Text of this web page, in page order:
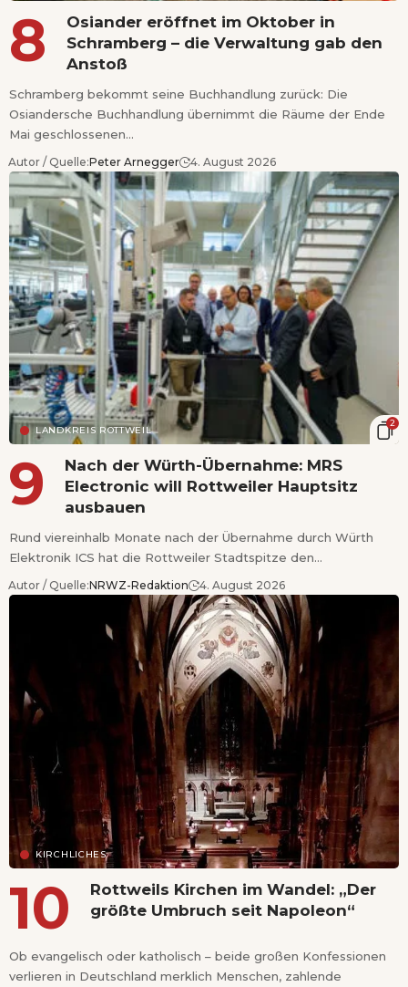
Osiander eröffnet im Oktober in
Schramberg – die Verwaltung gab den
Anstoß
Schramberg bekommt seine Buchhandlung zurück: Die
Osiandersche Buchhandlung übernimmt die Räume der Ende
Mai geschlossenen…
Autor / Quelle:Peter Arnegger 4. August 2026
2
LANDKREIS ROTTWEIL
Nach der Würth-Übernahme: MRS
Electronic will Rottweiler Hauptsitz
ausbauen
Rund viereinhalb Monate nach der Übernahme durch Würth
Elektronik ICS hat die Rottweiler Stadtspitze den…
Autor / Quelle:NRWZ-Redaktion 4. August 2026
KIRCHLICHES
Rottweils Kirchen im Wandel: „Der
größte Umbruch seit Napoleon“
Ob evangelisch oder katholisch – beide großen Konfessionen
verlieren in Deutschland merklich Menschen, zahlende